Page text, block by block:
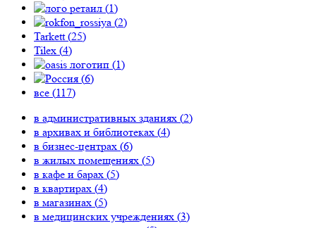
(1)
(2)
Tarkett (25)
Tilex (4)
(1)
(6)
все (117)
в административных зданиях (2)
в архивах и библиотеках (4)
в бизнес-центрах (6)
в жилых помещениях (5)
в кафе и барах (5)
в квартирах (4)
в магазинах (5)
в медицинских учреждениях (3)